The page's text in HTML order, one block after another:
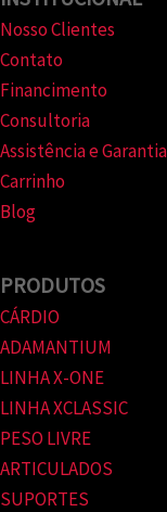
Nosso Clientes
Contato
Financimento
Consultoria
Assistência e Garantia
Carrinho
Blog
PRODUTOS
CÁRDIO
ADAMANTIUM
LINHA X-ONE
LINHA XCLASSIC
PESO LIVRE
ARTICULADOS
SUPORTES